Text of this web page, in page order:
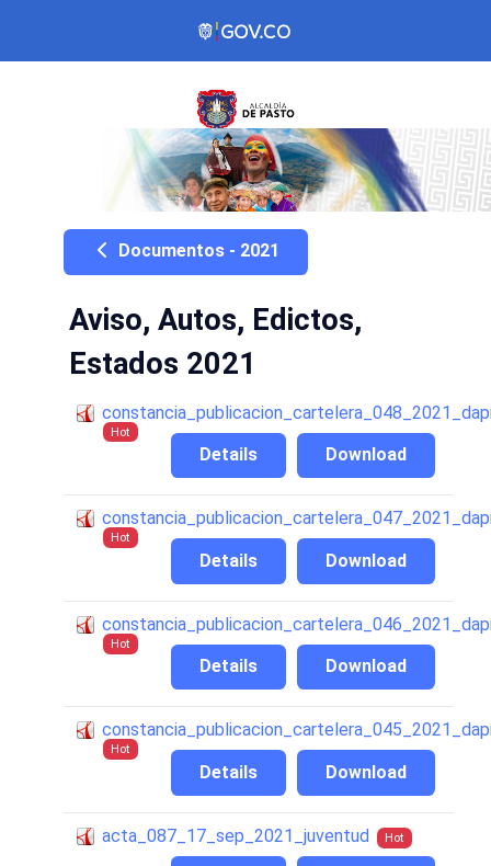
Documentos - 2021
Aviso, Autos, Edictos,
Estados 2021
Hot
Download
Details
Hot
Download
Details
Hot
Download
Details
Hot
Download
Details
acta_087_17_sep_2021_juventud Hot